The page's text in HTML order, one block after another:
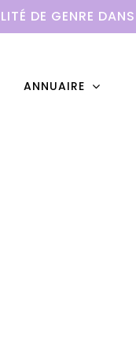
DE GENRE
ANNUAIRE